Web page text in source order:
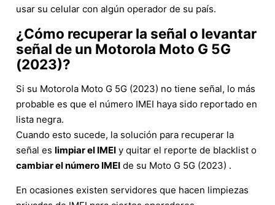
usar su celular con algún operador de su país.
¿Cómo recuperar la señal o levantar
señal de un Motorola Moto G 5G
(2023)?
Si su Motorola Moto G 5G (2023) no tiene señal, lo más
probable es que el número IMEI haya sido reportado en
lista negra.
Cuando esto sucede, la solución para recuperar la
señal es limpiar el IMEI y quitar el reporte de blacklist o
cambiar el número IMEI de su Moto G 5G (2023) .
En ocasiones existen servidores que hacen limpiezas